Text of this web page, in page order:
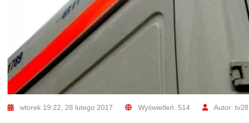
wtorek 19:22, 28 lutego 2017 Wyświetleń: 514 Autor: tv28